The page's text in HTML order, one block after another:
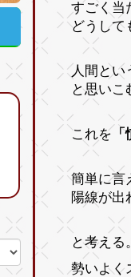
すごく当
どうして
人間とい
と思いこ
これを
簡単に言
陽線が出
と考える
勢いよく